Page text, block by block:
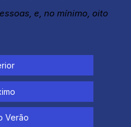
e, no mínimo, oito
Verão